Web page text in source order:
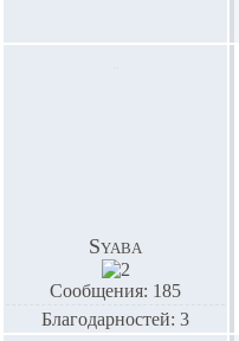
Syaba
Сообщения: 185
Благодарностей: 3